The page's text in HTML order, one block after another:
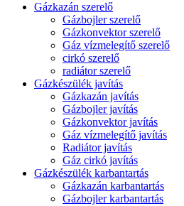
Gázkazán szerelő
Gázbojler szerelő
Gázkonvektor szerelő
Gáz vízmelegítő szerelő
cirkó szerelő
radiátor szerelő
Gázkészülék javítás
Gázkazán javítás
Gázbojler javítás
Gázkonvektor javítás
Gáz vízmelegítő javítás
Radiátor javítás
Gáz cirkó javítás
Gázkészülék karbantartás
Gázkazán karbantartás
Gázbojler karbantartás